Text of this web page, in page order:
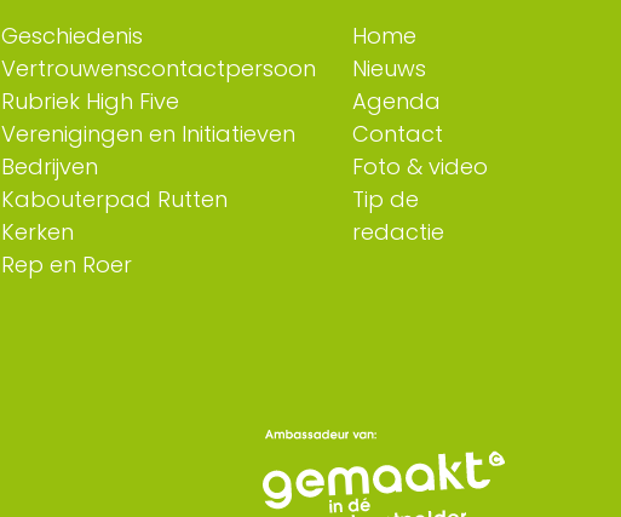
Geschiedenis
Vertrouwenscontactpersoon
Rubriek High Five
Verenigingen en Initiatieven
Bedrijven
Kabouterpad Rutten
Kerken
Rep en Roer
Home
Nieuws
Agenda
Contact
Foto & video
Tip de
redactie